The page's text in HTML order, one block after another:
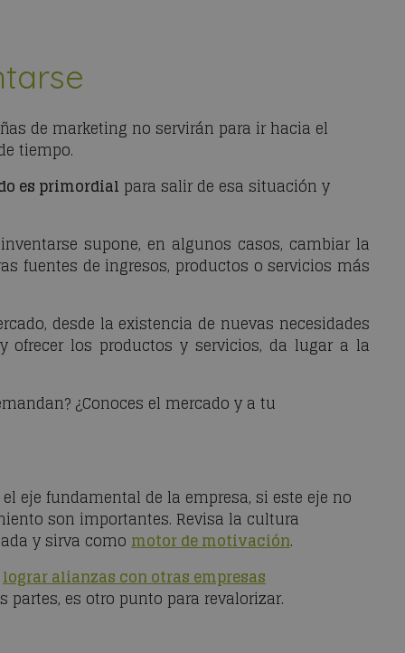
de marketing no servirán para ir hacia el
tiempo.
es primordial para salir de esa situación y
supone, en algunos casos, cambiar la
fuentes de ingresos, productos o servicios más
desde la existencia de nuevas necesidades
los productos y servicios, da lugar a la
¿Conoces el mercado y a tu
eje fundamental de la empresa, si este eje no
son importantes. Revisa la cultura
y sirva como motor de motivación.
lograr alianzas con otras empresas
es otro punto para revalorizar.